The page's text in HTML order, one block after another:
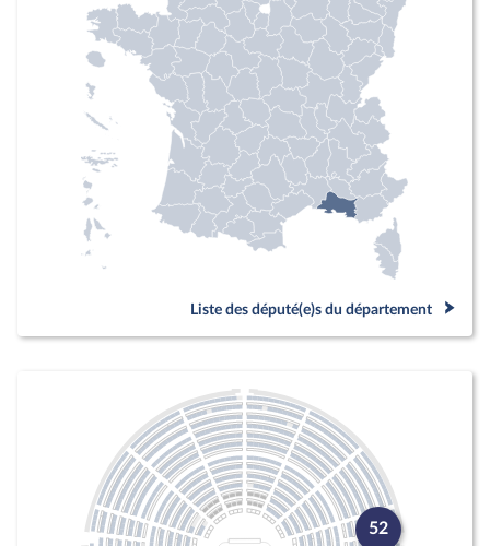
Liste des député(e)s du département
52